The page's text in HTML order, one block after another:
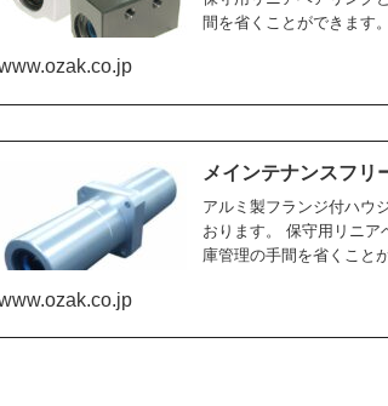
間を省くことができます
メインテナンスフ
アルミ製フランジ付ハウ
おります。 保守用リニ
庫管理の手間を省くこと